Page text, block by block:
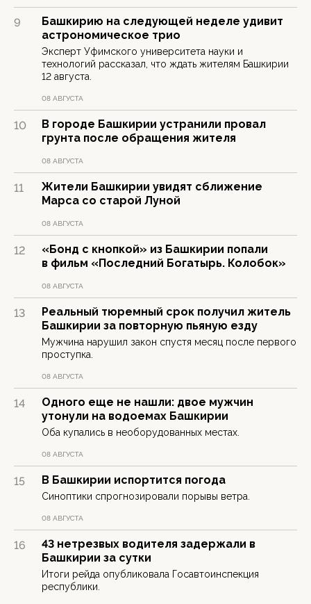
9
Башкирию на следующей неделе удивит
астрономическое трио
Эксперт Уфимского университета науки и
технологий рассказал, что ждать жителям Башкирии
12 августа.
08 АВГУСТА
10
В городе Башкирии устранили провал
грунта после обращения жителя
08 АВГУСТА
11
Жители Башкирии увидят сближение
Марса со старой Луной
08 АВГУСТА
12
«Бонд с кнопкой» из Башкирии попали
в фильм «Последний Богатырь. Колобок»
08 АВГУСТА
13
Реальный тюремный срок получил житель
Башкирии за повторную пьяную езду
Мужчина нарушил закон спустя месяц после первого
проступка.
08 АВГУСТА
14
Одного еще не нашли: двое мужчин
утонули на водоемах Башкирии
Оба купались в необорудованных местах.
08 АВГУСТА
15 В Башкирии испортится погода
Синоптики спрогнозировали порывы ветра.
08 АВГУСТА
16
43 нетрезвых водителя задержали в
Башкирии за сутки
Итоги рейда опубликовала Госавтоинспекция
республики.